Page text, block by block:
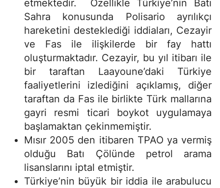
etmektedir. Özellikle Türkiye’nin Batı
Sahra konusunda Polisario ayrılıkçı
hareketini desteklediği iddiaları, Cezayir
ve Fas ile ilişkilerde bir fay hattı
oluşturmaktadır. Cezayir, bu yıl itibarı ile
bir taraftan Laayoune’daki Türkiye
faaliyetlerini izlediğini açıklamış, diğer
taraftan da Fas ile birlikte Türk mallarına
gayri resmi ticari boykot uygulamaya
başlamaktan çekinmemiştir.
Mısır 2005 den itibaren TPAO ya vermiş
olduğu Batı Çölünde petrol arama
lisanslarını iptal etmiştir.
Türkiye’nin büyük bir iddia ile arabulucu